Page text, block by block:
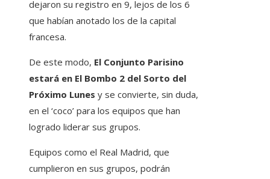
dejaron su registro en 9, lejos de los 6
que habían anotado los de la capital
francesa.
De este modo, El Conjunto Parisino
estará en El Bombo 2 del Sorto del
Próximo Lunes y se convierte, sin duda,
en el ‘coco’ para los equipos que han
logrado liderar sus grupos.
Equipos como el Real Madrid, que
cumplieron en sus grupos, podrán